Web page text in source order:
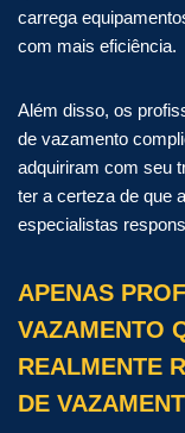
carrega
com mais eficiência.
Além disso, os
de vazamento
adquiriram com seu
ter a certeza de que
especialistas
APENAS
VAZAMENTO
REALMENTE
DE